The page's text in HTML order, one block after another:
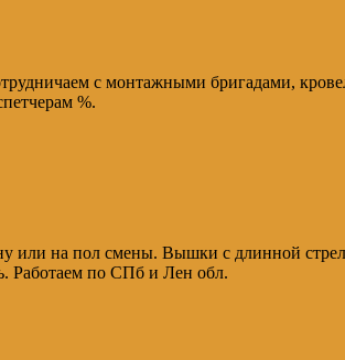
с монтажными бригадами,
%.
или на пол смены. Вышки с длинной
Работаем по СПб и Лен обл.